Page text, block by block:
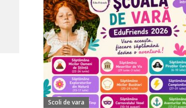
Scoli de vara